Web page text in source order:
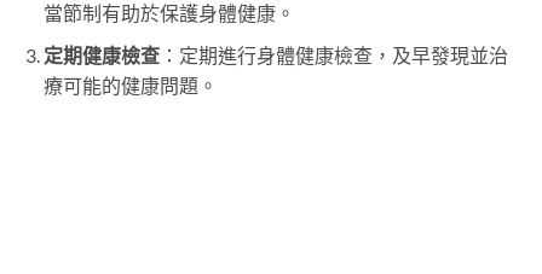
當節制有助於保護身體健康。
定期健康檢查：定期進行身體健康檢查，及早發現並治
療可能的健康問題。